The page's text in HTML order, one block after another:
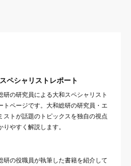
ペシャリストレポート
研の研究員による大和スペシャリスト
トページです。大和総研の研究員・エ
ストが話題のトピックスを独自の視点
りやすく解説します。
研の役職員が執筆した書籍を紹介して